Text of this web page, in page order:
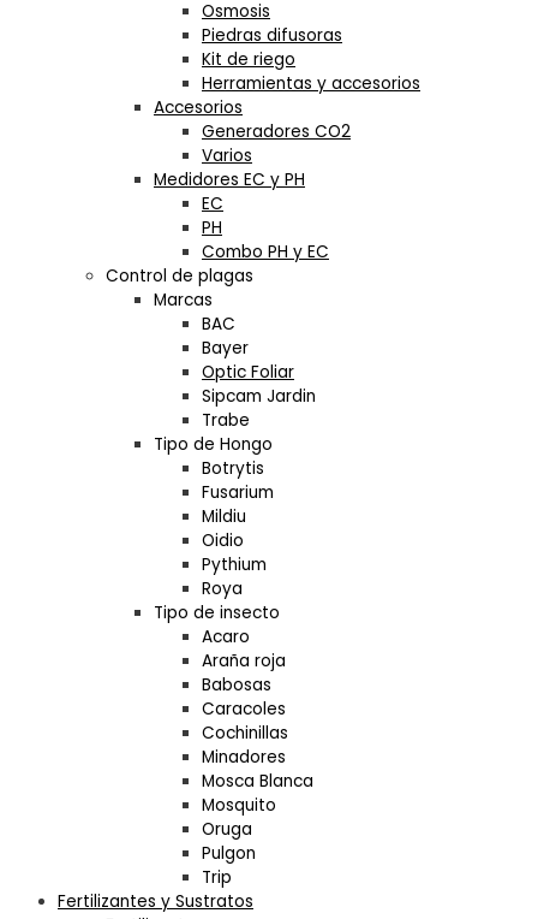
Osmosis
Piedras difusoras
Kit de riego
Herramientas y accesorios
Accesorios
Generadores CO2
Varios
Medidores EC y PH
EC
PH
Combo PH y EC
Control de plagas
Marcas
BAC
Bayer
Optic Foliar
Sipcam Jardin
Trabe
Tipo de Hongo
Botrytis
Fusarium
Mildiu
Oidio
Pythium
Roya
Tipo de insecto
Acaro
Araña roja
Babosas
Caracoles
Cochinillas
Minadores
Mosca Blanca
Mosquito
Oruga
Pulgon
Trip
Fertilizantes y Sustratos